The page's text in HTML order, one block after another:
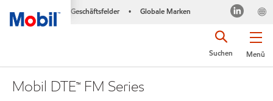
Geschäftsfelder • Globale Marken
Menü
Suchen
Mobil DTE™ FM Series